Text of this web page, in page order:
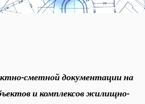
сметной документации на
и комплексов жилищно-